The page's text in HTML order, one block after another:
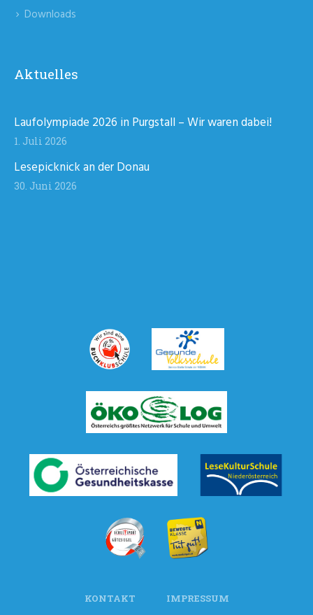
Downloads
Aktuelles
Laufolympiade 2026 in Purgstall – Wir waren dabei!
1. Juli 2026
Lesepicknick an der Donau
30. Juni 2026
KONTAKT IMPRESSUM